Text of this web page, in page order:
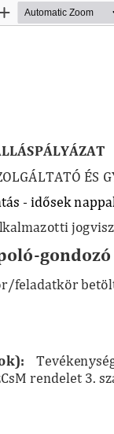
Zoom
ÉS
- idősek
gondozó
feladatkör
rendelet 3.